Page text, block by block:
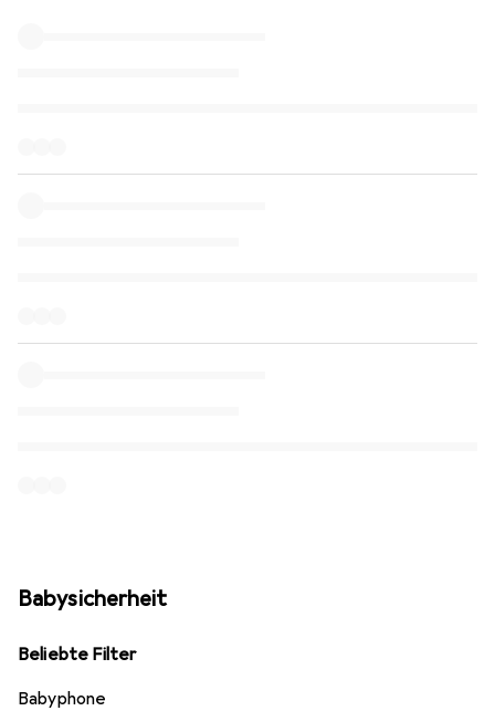
Babysicherheit
Beliebte Filter
Babyphone